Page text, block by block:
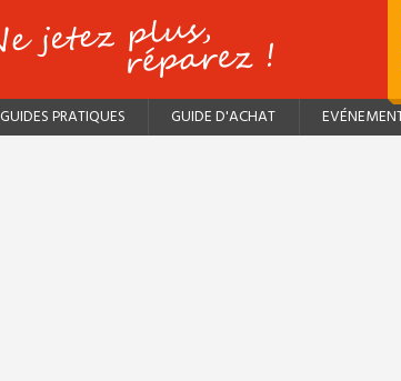
GUIDES PRATIQUES GUIDE D'ACHAT